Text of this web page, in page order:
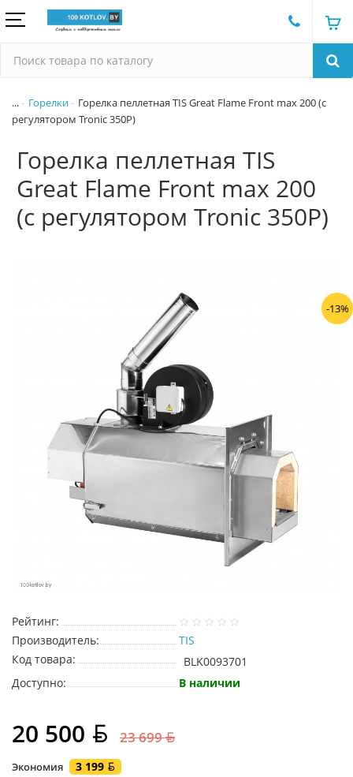
... Горелки
Горелка пеллетная TIS Great Flame Front max 200 (c
регулятором Tronic 350P)
Горелка пеллетная TIS
Great Flame Front max 200
(c регулятором Tronic 350P)
-13%
Рейтинг:
Производитель:
TIS
Код товара:
BLK0093701
Доступно:
В наличии
20 500 23 699
Экономия 3 199